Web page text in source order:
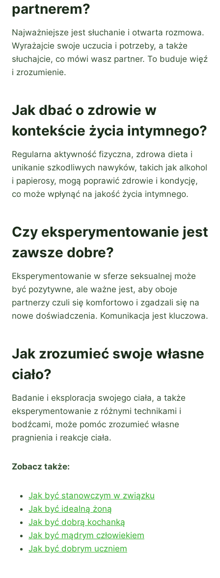
partnerem?
Najważniejsze jest słuchanie i otwarta rozmowa.
Wyrażajcie swoje uczucia i potrzeby, a także
słuchajcie, co mówi wasz partner. To buduje więź
i zrozumienie.
Jak dbać o zdrowie w
kontekście życia intymnego?
Regularna aktywność fizyczna, zdrowa dieta i
unikanie szkodliwych nawyków, takich jak alkohol
i papierosy, mogą poprawić zdrowie i kondycję,
co może wpłynąć na jakość życia intymnego.
Czy eksperymentowanie jest
zawsze dobre?
Eksperymentowanie w sferze seksualnej może
być pozytywne, ale ważne jest, aby oboje
partnerzy czuli się komfortowo i zgadzali się na
nowe doświadczenia. Komunikacja jest kluczowa.
Jak zrozumieć swoje własne
ciało?
Badanie i eksploracja swojego ciała, a także
eksperymentowanie z różnymi technikami i
bodźcami, może pomóc zrozumieć własne
pragnienia i reakcje ciała.
Zobacz także:
Jak być stanowczym w związku
Jak być idealną żoną
Jak być dobrą kochanką
Jak być mądrym człowiekiem
Jak być dobrym uczniem